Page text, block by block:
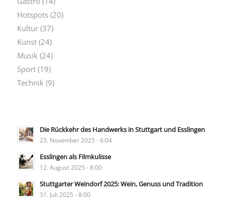
Hotspots(20)
Kultur(37)
Kunst(24)
Musik (24)
Sport(19)
Technik (9)
Die Rückkehr des Handwerks in Stuttgart und Esslingen
23. November 2025 - 6:04
Esslingen als Filmkulisse
12. August 2025 - 8:00
Stuttgarter Weindorf 2025: Wein, Genuss und Tradition
31. Juli 2025 - 8:00